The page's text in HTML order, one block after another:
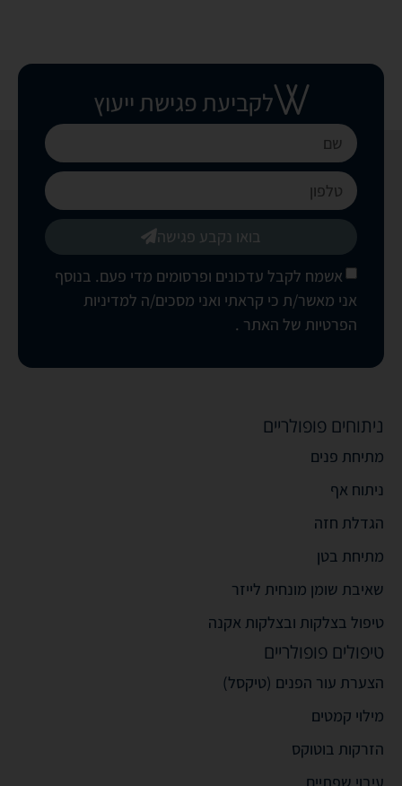
לקביעת פגישת ייעוץ
אשמח לקבל עדכונים ופרסומים מדי פעם. בנוסף
אני מאשר/ת כי קראתי ואני מסכים/ה למדיניות
הפרטיות של האתר .
בואו נקבע פגישה
ניתוחים פופולריים
מתיחת פנים
ניתוח אף
הגדלת חזה
מתיחת בטן
שאיבת שומן מונחית לייזר
טיפול בצלקות ובצלקות אקנה
טיפולים פופולריים
הצערת עור הפנים (טיקסל)
מילוי קמטים
הזרקות בוטוקס
עיבוי שפתיים